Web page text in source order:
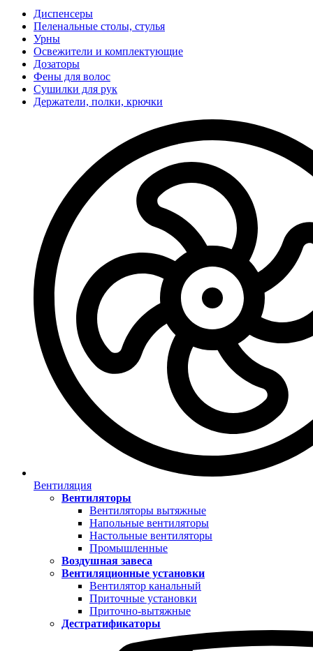
Диспенсеры
Пеленальные столы, стулья
Урны
Освежители и комплектующие
Дозаторы
Фены для волос
Сушилки для рук
Держатели, полки, крючки
Вентиляция
Вентиляторы
Вентиляторы вытяжные
Напольные вентиляторы
Настольные вентиляторы
Промышленные
Воздушная завеса
Вентиляционные установки
Вентилятор канальный
Приточные установки
Приточно-вытяжные
Дестратификаторы